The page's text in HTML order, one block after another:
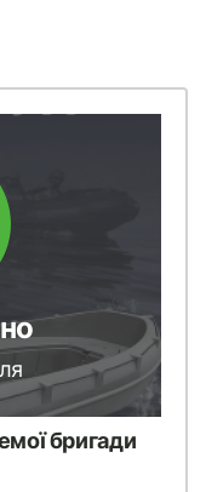
бригади